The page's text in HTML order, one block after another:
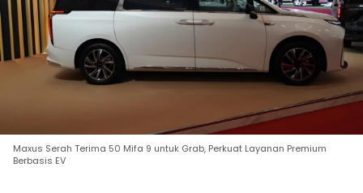
Maxus Serah Terima 50 Mifa 9 untuk Grab, Perkuat Layanan Premium
Berbasis EV